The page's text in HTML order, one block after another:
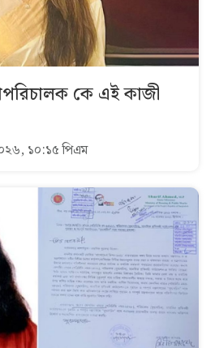
কে এই কাজী
১০:১৫ পিএম